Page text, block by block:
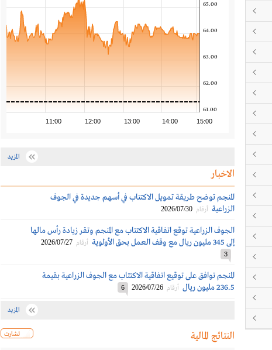
11:00 12:00 13:00 14:00 15:00
61.00
62.00
63.00
64.00
65.00
المزيد
الاخبار
المنجم توضح طريقة تمويل الاكتتاب في أسهم جديدة في الجوف
الزراعية أرقام 2026/07/30
الجوف الزراعية توقع اتفاقية الاكتتاب مع المنجم وتقر زيادة رأس مالها
إلى 345 مليون ريال مع وقف العمل بحق الأولوية
أرقام 2026/07/27
3
المنجم توافق على توقيع اتفاقية الاكتتاب مع الجوف الزراعية بقيمة
236.5 مليون ريال
أرقام 2026/07/26
6
المزيد
تشارت النتائج المالية